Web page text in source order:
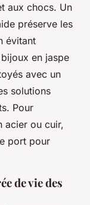
aux chocs. Un
préserve les
évitant
en jaspe
avec un
solutions
Pour
acier ou cuir,
port pour
de vie des